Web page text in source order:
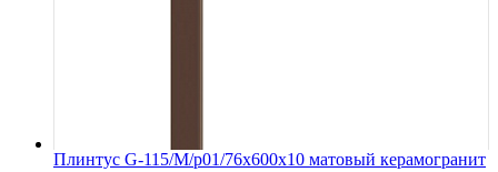
Плинтус G-115/М/p01/76x600x10 матовый керамогранит